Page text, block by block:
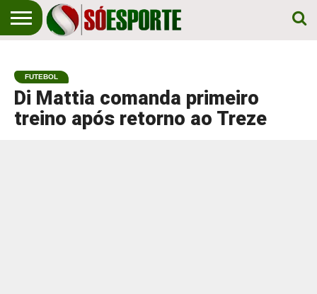
EM
PRIMEIRO
LUGAR!
ESPORTE
FUTEBOL
Di Mattia comanda primeiro
treino após retorno ao Treze